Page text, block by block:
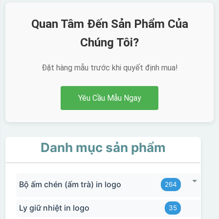
Quan Tâm Đến Sản Phẩm Của
Chúng Tôi?
Đặt hàng mẫu trước khi quyết định mua!
Yêu Cầu Mẫu Ngay
Danh mục sản phẩm
Bộ ấm chén (ấm trà) in logo 264
Ly giữ nhiệt in logo 35